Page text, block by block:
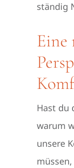
ständig
Eine
Hast du
warum
unsere